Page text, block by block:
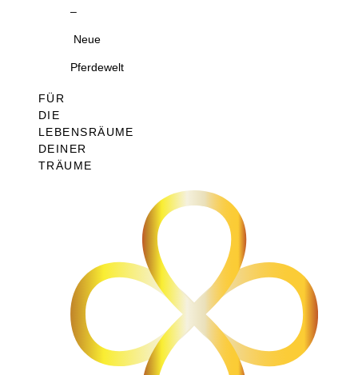
–
Neue
Pferdewelt
FÜR
DIE
LEBENSRÄUME
DEINER
TRÄUME